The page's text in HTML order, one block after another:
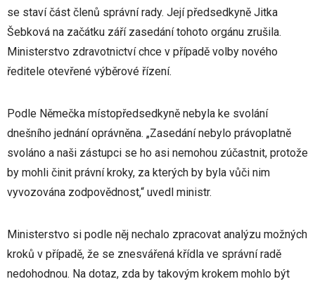
se staví část členů správní rady. Její předsedkyně Jitka
Šebková na začátku září zasedání tohoto orgánu zrušila.
Ministerstvo zdravotnictví chce v případě volby nového
ředitele otevřené výběrové řízení.
Podle Němečka místopředsedkyně nebyla ke svolání
dnešního jednání oprávněna. „Zasedání nebylo právoplatně
svoláno a naši zástupci se ho asi nemohou zúčastnit, protože
by mohli činit právní kroky, za kterých by byla vůči nim
vyvozována zodpovědnost,“ uvedl ministr.
Ministerstvo si podle něj nechalo zpracovat analýzu možných
kroků v případě, že se znesvářená křídla ve správní radě
nedohodnou. Na dotaz, zda by takovým krokem mohlo být